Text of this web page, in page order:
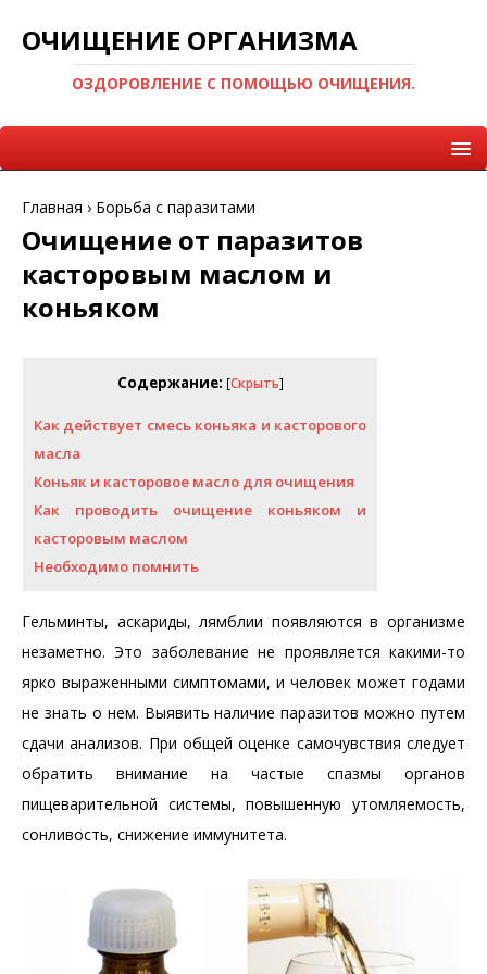
ОЧИЩЕНИЕ ОРГАНИЗМА
ОЗДОРОВЛЕНИЕ С ПОМОЩЬЮ ОЧИЩЕНИЯ.
Главная › Борьба с паразитами
Очищение от паразитов
касторовым маслом и
коньяком
Содержание: [Скрыть]
Как действует смесь коньяка и касторового
масла
Коньяк и касторовое масло для очищения
Как проводить очищение коньяком и
касторовым маслом
Необходимо помнить
Гельминты, аскариды, лямблии появляются в организме
незаметно. Это заболевание не проявляется какими-то
ярко выраженными симптомами, и человек может годами
не знать о нем. Выявить наличие паразитов можно путем
сдачи анализов. При общей оценке самочувствия следует
обратить внимание на частые спазмы органов
пищеварительной системы, повышенную утомляемость,
сонливость, снижение иммунитета.